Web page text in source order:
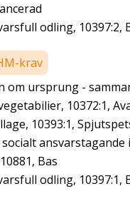
odling, 10397:2,
krav
om ursprung -
10372:1,
10393:1,
Bas
odling, 10397:1,